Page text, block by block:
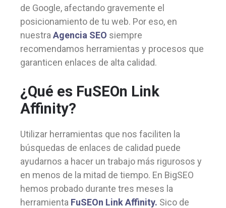
de Google, afectando gravemente el
posicionamiento de tu web. Por eso, en
nuestra Agencia SEO siempre
recomendamos herramientas y procesos que
garanticen enlaces de alta calidad.
¿Qué es FuSEOn Link
Affinity?
Utilizar herramientas que nos faciliten la
búsquedas de enlaces de calidad puede
ayudarnos a hacer un trabajo más rigurosos y
en menos de la mitad de tiempo. En BigSEO
hemos probado durante tres meses la
herramienta FuSEOn Link Affinity. Sico de